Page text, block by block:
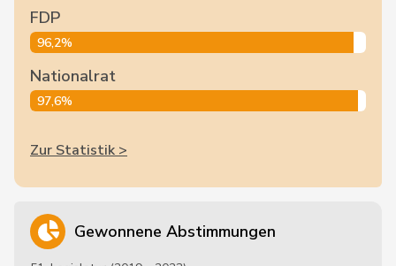
FDP
96,2%
Nationalrat
97,6%
Zur Statistik >
Gewonnene Abstimmungen